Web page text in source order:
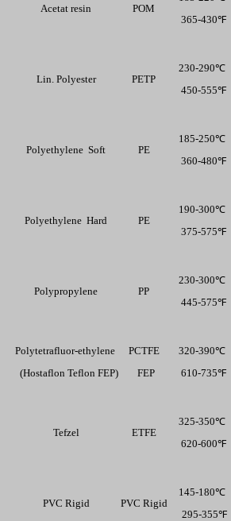
Acetat resin POM
  365-430℉
Lin. Polyester PETP
230-290℃
  450-555℉
Polyethylene  Soft PE
185-250℃
  360-480℉
Polyethylene  Hard PE
190-300℃
  375-575℉
Polypropylene PP
230-300℃
  445-575℉
PCTFE
  FEP
320-390℃
  610-735℉
Tefzel ETFE
325-350℃
  620-600℉
PVC Rigid PVC Rigid
145-180℃
  295-355℉